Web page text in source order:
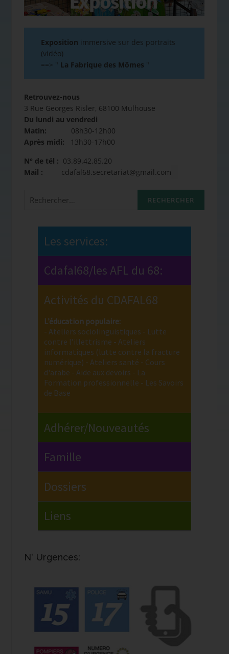
Exposition immersive sur des portraits
(vidéo)
==> " La Fabrique des Mômes "
Retrouvez-nous
3 Rue Georges Risler, 68100 Mulhouse
Du lundi au vendredi
Matin: 08h30-12h00
Après midi: 13h30-17h00
N° de tél : 03.89.42.85.20
Mail : cdafal68.secretariat@gmail.com
N° Urgences: